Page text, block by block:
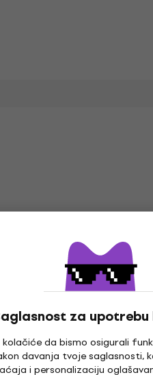
za
da bismo osigurali
davanja tvoje saglasnosti,
i personalizaciju
Mikrofonski kablovi
Kablovi